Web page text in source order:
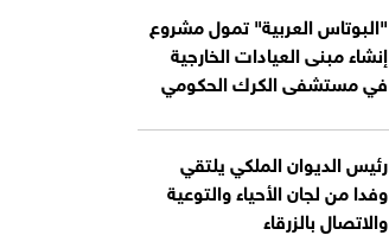
"البوتاس العربية" تمول مشروع
إنشاء مبنى العيادات الخارجية
في مستشفى الكرك الحكومي
رئيس الديوان الملكي يلتقي
وفدا من لجان الأحياء والتوعية
والاتصال بالزرقاء